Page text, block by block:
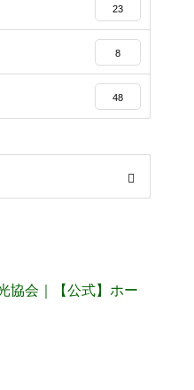
23
8
48
協会｜【公式】ホー